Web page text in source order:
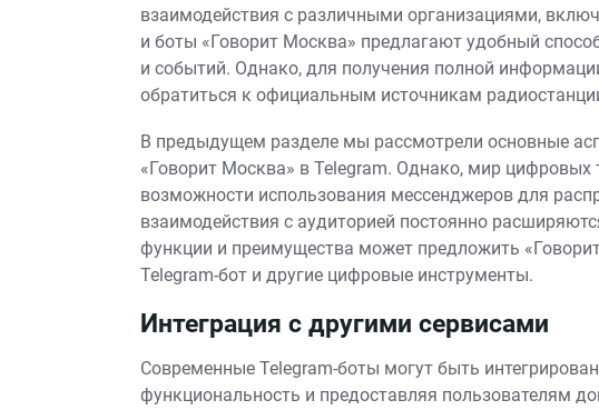
взаимодействия с различными организациями,
и боты «Говорит Москва» предлагают удобный
и событий. Однако, для получения полной
обратиться к официальным источникам
В предыдущем разделе мы рассмотрели основные
«Говорит Москва» в Telegram. Однако, мир цифровых
возможности использования мессенджеров для
взаимодействия с аудиторией постоянно
функции и преимущества может предложить
Telegram-бот и другие цифровые инструменты.
Интеграция с другими сервисами
Современные Telegram-боты могут быть
функциональность и предоставляя пользователям